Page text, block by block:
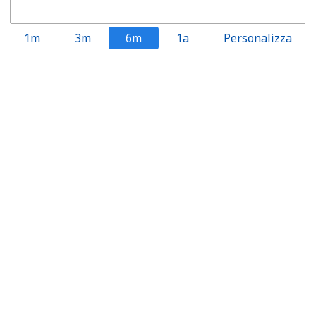
1m 3m 6m 1a Personalizza